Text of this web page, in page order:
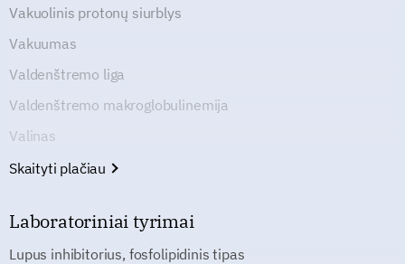
Vakuolinis protonų siurblys
Vakuumas
Valdenštremo liga
Valdenštremo makroglobulinemija
Valinas
Skaityti plačiau
Laboratoriniai tyrimai
Lupus inhibitorius, fosfolipidinis tipas